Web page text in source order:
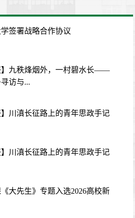
签署战略合作协议
】九秩烽烟外，一村碧水长——
访与...
】川滇长征路上的青年思政手记
】川滇长征路上的青年思政手记
大先生》专题入选2026高校新